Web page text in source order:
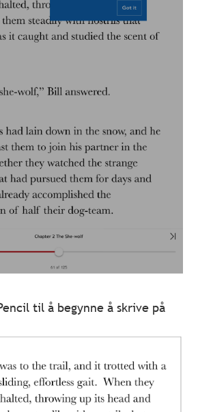
til å begynne å skrive på